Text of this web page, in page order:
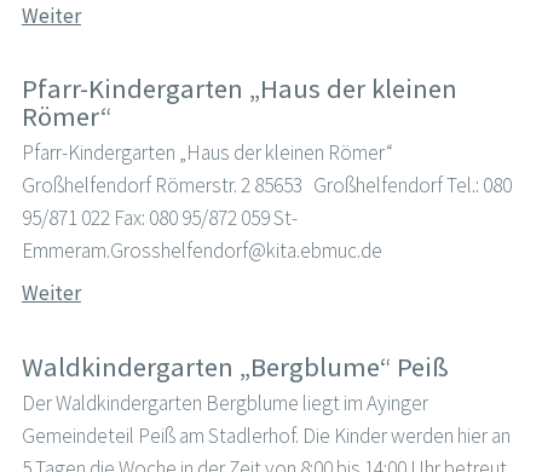
Weiter
Pfarr-Kindergarten „Haus der kleinen
Römer“
Pfarr-Kindergarten „Haus der kleinen Römer“
Großhelfendorf Römerstr. 2 85653 Großhelfendorf Tel.: 080
95/871 022 Fax: 080 95/872 059 St-
Emmeram.Grosshelfendorf@kita.ebmuc.de
Weiter
Waldkindergarten „Bergblume“ Peiß
Der Waldkindergarten Bergblume liegt im Ayinger
Gemeindeteil Peiß am Stadlerhof. Die Kinder werden hier an